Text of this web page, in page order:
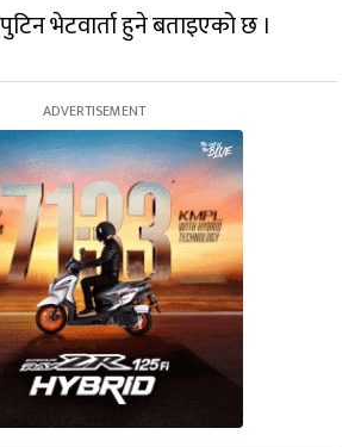
भेटवार्ता हुने बताइएको छ ।